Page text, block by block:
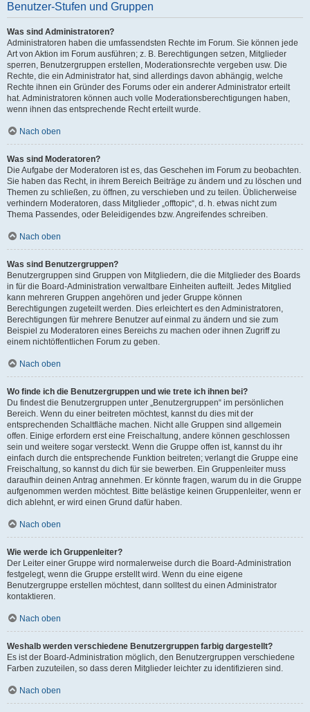
Benutzer-Stufen und Gruppen
Was sind Administratoren?
Administratoren haben die umfassendsten Rechte im Forum. Sie können jede
Art von Aktion im Forum ausführen; z. B. Berechtigungen setzen, Mitglieder
sperren, Benutzergruppen erstellen, Moderationsrechte vergeben usw. Die
Rechte, die ein Administrator hat, sind allerdings davon abhängig, welche
Rechte ihnen ein Gründer des Forums oder ein anderer Administrator erteilt
hat. Administratoren können auch volle Moderationsberechtigungen haben,
wenn ihnen das entsprechende Recht erteilt wurde.
Nach oben
Was sind Moderatoren?
Die Aufgabe der Moderatoren ist es, das Geschehen im Forum zu beobachten.
Sie haben das Recht, in ihrem Bereich Beiträge zu ändern und zu löschen und
Themen zu schließen, zu öffnen, zu verschieben und zu teilen. Üblicherweise
verhindern Moderatoren, dass Mitglieder „offtopic“, d. h. etwas nicht zum
Thema Passendes, oder Beleidigendes bzw. Angreifendes schreiben.
Nach oben
Was sind Benutzergruppen?
Benutzergruppen sind Gruppen von Mitgliedern, die die Mitglieder des Boards
in für die Board-Administration verwaltbare Einheiten aufteilt. Jedes Mitglied
kann mehreren Gruppen angehören und jeder Gruppe können
Berechtigungen zugeteilt werden. Dies erleichtert es den Administratoren,
Berechtigungen für mehrere Benutzer auf einmal zu ändern und sie zum
Beispiel zu Moderatoren eines Bereichs zu machen oder ihnen Zugriff zu
einem nichtöffentlichen Forum zu geben.
Nach oben
Wo finde ich die Benutzergruppen und wie trete ich ihnen bei?
Du findest die Benutzergruppen unter „Benutzergruppen“ im persönlichen
Bereich. Wenn du einer beitreten möchtest, kannst du dies mit der
entsprechenden Schaltfläche machen. Nicht alle Gruppen sind allgemein
offen. Einige erfordern erst eine Freischaltung, andere können geschlossen
sein und weitere sogar versteckt. Wenn die Gruppe offen ist, kannst du ihr
einfach durch die entsprechende Funktion beitreten; verlangt die Gruppe eine
Freischaltung, so kannst du dich für sie bewerben. Ein Gruppenleiter muss
daraufhin deinen Antrag annehmen. Er könnte fragen, warum du in die Gruppe
aufgenommen werden möchtest. Bitte belästige keinen Gruppenleiter, wenn er
dich ablehnt, er wird einen Grund dafür haben.
Nach oben
Wie werde ich Gruppenleiter?
Der Leiter einer Gruppe wird normalerweise durch die Board-Administration
festgelegt, wenn die Gruppe erstellt wird. Wenn du eine eigene
Benutzergruppe erstellen möchtest, dann solltest du einen Administrator
kontaktieren.
Nach oben
Weshalb werden verschiedene Benutzergruppen farbig dargestellt?
Es ist der Board-Administration möglich, den Benutzergruppen verschiedene
Farben zuzuteilen, so dass deren Mitglieder leichter zu identifizieren sind.
Nach oben